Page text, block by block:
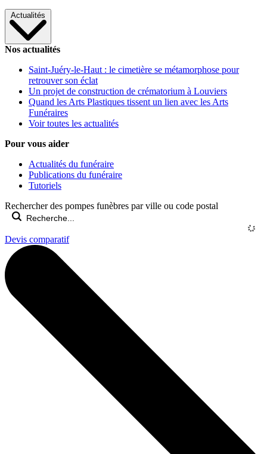
Actualités
Nos actualités
Saint-Juéry-le-Haut : le cimetière se métamorphose pour
retrouver son éclat
Un projet de construction de crématorium à Louviers
Quand les Arts Plastiques tissent un lien avec les Arts
Funéraires
Voir toutes les actualités
Pour vous aider
Actualités du funéraire
Publications du funéraire
Tutoriels
Rechercher des pompes funèbres par ville ou code postal
Devis comparatif